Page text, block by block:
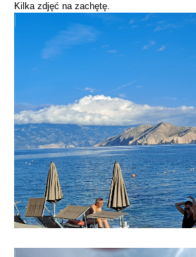
Kilka zdjęć na zachętę.